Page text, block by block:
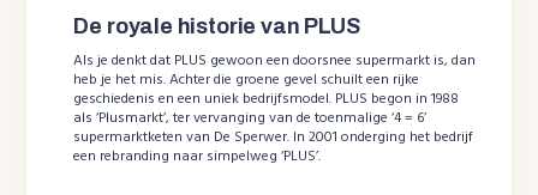
De royale historie van PLUS
Als je denkt dat PLUS gewoon een doorsnee supermarkt is, dan
heb je het mis. Achter die groene gevel schuilt een rijke
geschiedenis en een uniek bedrijfsmodel. PLUS begon in 1988
als ‘Plusmarkt’, ter vervanging van de toenmalige ‘4 = 6’
supermarktketen van De Sperwer. In 2001 onderging het bedrijf
een rebranding naar simpelweg ‘PLUS’.